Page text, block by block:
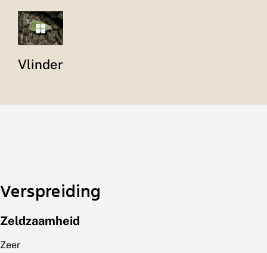
Vlinder
Verspreiding
Zeldzaamheid
Zeer